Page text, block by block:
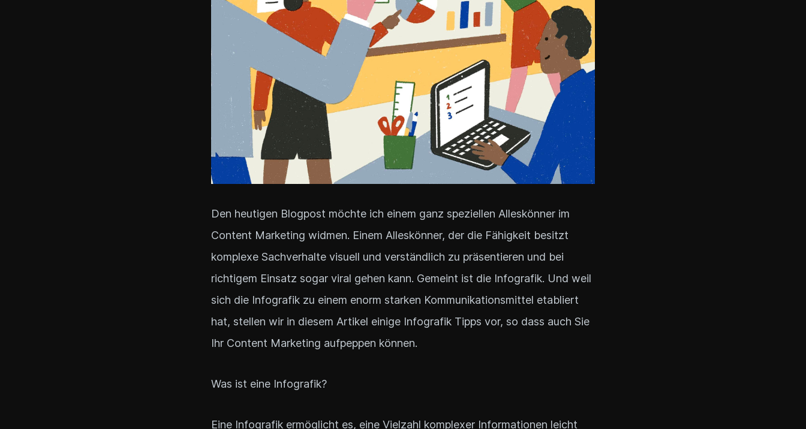
Den heutigen Blogpost möchte ich einem ganz speziellen Alleskönner im
Content Marketing widmen. Einem Alleskönner, der die Fähigkeit besitzt
komplexe Sachverhalte visuell und verständlich zu präsentieren und bei
richtigem Einsatz sogar viral gehen kann. Gemeint ist die Infografik. Und weil
sich die Infografik zu einem enorm starken Kommunikationsmittel etabliert
hat, stellen wir in diesem Artikel einige Infografik Tipps vor, so dass auch Sie
Ihr Content Marketing aufpeppen können.
Was ist eine Infografik?
Eine Infografik ermöglicht es, eine Vielzahl komplexer Informationen leicht